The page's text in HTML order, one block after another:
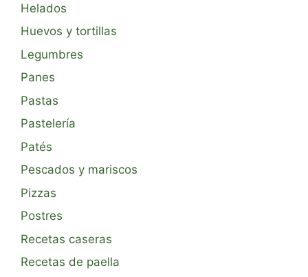
Helados
Huevos y tortillas
Legumbres
Panes
Pastas
Pastelería
Patés
Pescados y mariscos
Pizzas
Postres
Recetas caseras
Recetas de paella